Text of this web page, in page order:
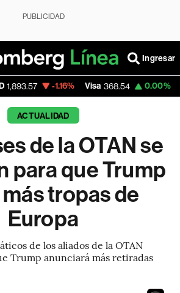
PUBLICIDAD
Ingresar
Visa 368.54 0.00% MercadoLibre
ACTUALIDAD
de la OTAN se
para que Trump
tropas de
Europa
de los aliados de la OTAN
Trump anunciará más retiradas